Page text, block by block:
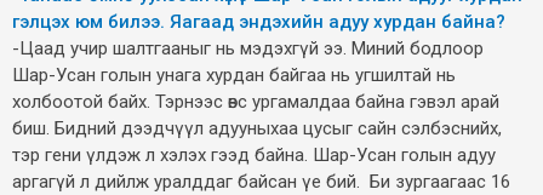
гэлцэх юм билээ. Яагаад эндэхийн адуу хурдан байна?
-Цаад учир шалтгааныг нь мэдэхгүй ээ. Миний бодлоор
Шар-Усан голын унага хурдан байгаа нь угшилтай нь
холбоотой байх. Тэрнээс өвс ургамалдаа байна гэвэл арай
биш. Бидний дээдчүүл адууныхаа цусыг сайн сэлбэснийх,
тэр гени үлдэж л хэлэх гээд байна. Шар-Усан голын адуу
аргагүй л дийлж уралддаг байсан үе бий. Би зургаагаас 16